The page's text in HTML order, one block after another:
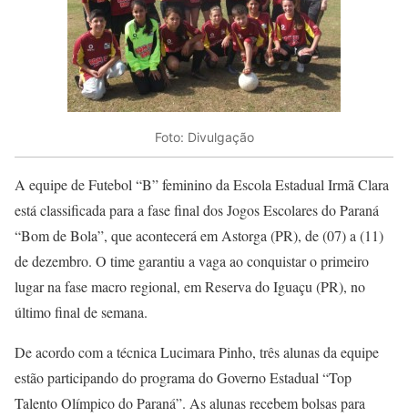
Foto: Divulgação
A equipe de Futebol “B” feminino da Escola Estadual Irmã Clara
está classificada para a fase final dos Jogos Escolares do Paraná
“Bom de Bola”, que acontecerá em Astorga (PR), de (07) a (11)
de dezembro. O time garantiu a vaga ao conquistar o primeiro
lugar na fase macro regional, em Reserva do Iguaçu (PR), no
último final de semana.
De acordo com a técnica Lucimara Pinho, três alunas da equipe
estão participando do programa do Governo Estadual “Top
Talento Olímpico do Paraná”. As alunas recebem bolsas para